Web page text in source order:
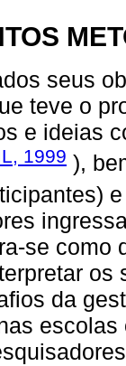
seus
teve o
e ideias
1999 ),
se como
da